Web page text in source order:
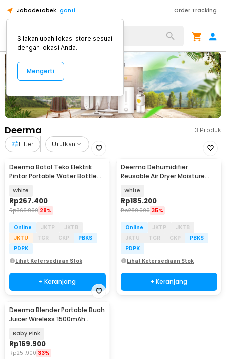
Jabodetabek ganti Order Tracking
Alat Kopi
Deerma 3 Produk
Filter
Urutkan
Deerma Botol Teko Elektrik
Pintar Portable Water Bottle
White
Rp267.400
Rp366.900 28%
Online JKTP
JKTB
JKTU
TGR CKP
PBKS
PDPK
Lihat Ketersediaan Stok
+ Keranjang
Deerma Dehumidifier
Reusable Air Dryer Moisture
White
Rp185.200
Rp280.900 35%
Online JKTP
JKTB
JKTU
TGR CKP
PBKS
PDPK
Lihat Ketersediaan Stok
+ Keranjang
Deerma Blender Portable Buah
Juicer Wireless 1500mAh
Baby Pink
Rp169.900
Rp251.900 33%
Silakan ubah lokasi store sesuai
dengan lokasi Anda.
Mengerti